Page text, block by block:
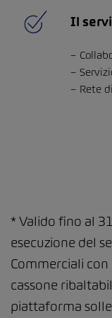
Il
Rete
* Valido fino al
esecuzione del
Commerciali
cassone
piattaforma